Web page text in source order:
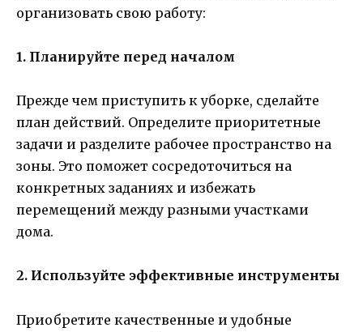
организовать свою работу:
1. Планируйте перед началом
Прежде чем приступить к уборке, сделайте
план действий. Определите приоритетные
задачи и разделите рабочее пространство на
зоны. Это поможет сосредоточиться на
конкретных заданиях и избежать
перемещений между разными участками
дома.
2. Используйте эффективные инструменты
Приобретите качественные и удобные